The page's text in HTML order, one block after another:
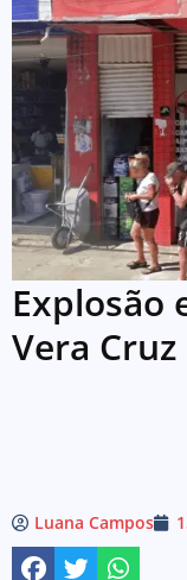
Explosão
Vera
Luana Campos